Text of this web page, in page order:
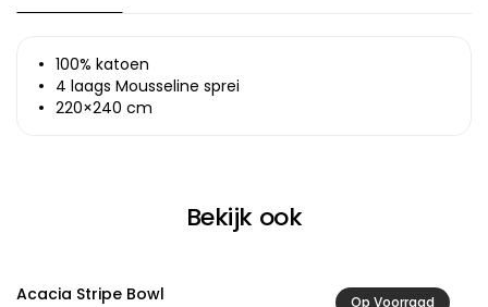
100% katoen
4 laags Mousseline sprei
220×240 cm
Bekijk ook
Op Voorraad
Acacia Stripe Bowl